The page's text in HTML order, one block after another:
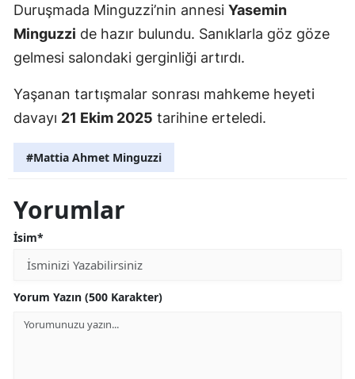
Duruşmada Minguzzi’nin annesi Yasemin
Minguzzi de hazır bulundu. Sanıklarla göz göze
gelmesi salondaki gerginliği artırdı.
Yaşanan tartışmalar sonrası mahkeme heyeti
davayı 21 Ekim 2025 tarihine erteledi.
#Mattia Ahmet Minguzzi
Yorumlar
İsim*
Yorum Yazın (500 Karakter)